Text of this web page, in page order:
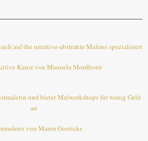
Kunst von Manuela Mordhorst
von Maren Goericke